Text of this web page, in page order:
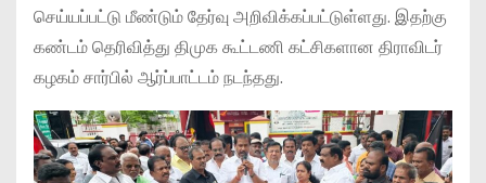
செய்யப்பட்டு மீண்டும் தேர்வு அறிவிக்கப்பட்டுள்ளது. இதற்கு
கண்டம் தெரிவித்து திமுக கூட்டணி கட்சிகளான திராவிடர்
கழகம் சார்பில் ஆர்ப்பாட்டம் நடந்தது.